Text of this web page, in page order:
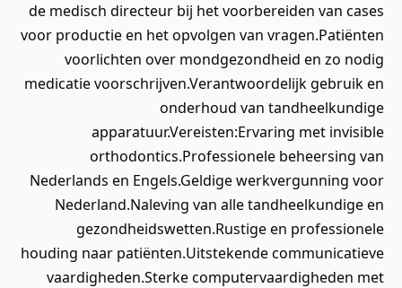
de medisch directeur bij het voorbereiden van cases
voor productie en het opvolgen van vragen.Patiënten
voorlichten over mondgezondheid en zo nodig
medicatie voorschrijven.Verantwoordelijk gebruik en
onderhoud van tandheelkundige
apparatuur.Vereisten:Ervaring met invisible
orthodontics.Professionele beheersing van
Nederlands en Engels.Geldige werkvergunning voor
Nederland.Naleving van alle tandheelkundige en
gezondheidswetten.Rustige en professionele
houding naar patiënten.Uitstekende communicatieve
vaardigheden.Sterke computervaardigheden met